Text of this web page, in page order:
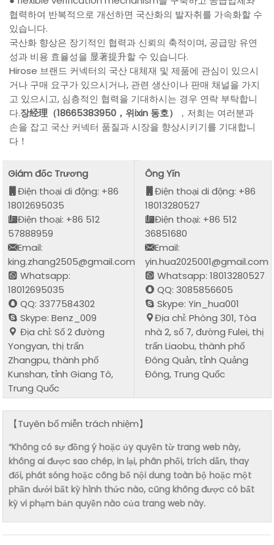
협력하여 반복적으로 개선하면 국산화의 발자취를 가속화할 수
있습니다.
국산화 향상은 장기적인 협력과 신뢰의 축적이며, 공급망 유연
성과 비용 효율성을 显著提升할 수 있습니다.
Hirose 브랜드 커넥터의 국산 대체재 및 제품에 관심이 있으시
거나 구매 요구가 있으시거나, 관련 생산이나 판매 채널을 가지
고 있으시고, 심층적인 협력을 기대하시는 경우 연락 부탁합니
다.장经理（18665383950，위ixin 동호）
，저희는 여러분과
손을 잡고 국산 커넥터 품질과 시장을 향상시키기를 기대합니
다！
Giám đốc Trương
Điện thoại di động: +86
18012695035
Điện thoại: +86 512
57888959
Email:
king.zhang2505@gmail.com
Whatsapp:
18012695035
QQ: 3377584302
Skype: Benz_009
Địa chỉ: Số 2 đường
Yongyan, thị trấn
Zhangpu, thành phố
Kunshan, tỉnh Giang Tô,
Trung Quốc
Ông Yǐn
Điện thoại di động: +86
18013280527
Điện thoại: +86 512
36851680
Email:
yin.hua2025001@gmail.com
Whatsapp: 18013280527
QQ: 3085856605
Skype: Yin_hua001
Địa chỉ: Phòng 301, Tòa
nhà 2, số 7, đường Fulei, thị
trấn Liaobu, thành phố
Đông Quản, tỉnh Quảng
Đông, Trung Quốc
【Tuyên bố miễn trách nhiệm】
“Không có sự đồng ý hoặc ủy quyền từ trang web này,
không ai được sao chép, in lại, phân phối, trích dẫn, thay
đổi, phát sóng hoặc công bố nội dung toàn bộ hoặc một
phần dưới bất kỳ hình thức nào, cũng không được có bất
kỳ vi phạm bản quyền nào của trang web này.